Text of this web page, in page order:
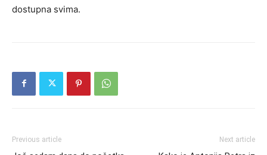
dostupna svima.
Previous article Next article